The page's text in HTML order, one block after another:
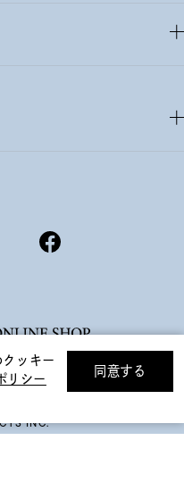
絞り込んで検索する
INC.
ッキー
リシー
同意する
ギフトをお探しですか？